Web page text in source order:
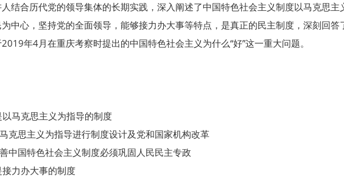
结合历代党的领导集体的长期实践，深入阐述了中国特色社会主义制度以马克思主
中心，坚持党的全面领导，能够接力办大事等特点，是真正的民主制度，深刻回答
年4月在重庆考察时提出的中国特色社会主义为什么“好”这一重大问题。
马克思主义为指导的制度
思主义为指导进行制度设计及党和国家机构改革
国特色社会主义制度必须巩固人民民主专政
力办大事的制度